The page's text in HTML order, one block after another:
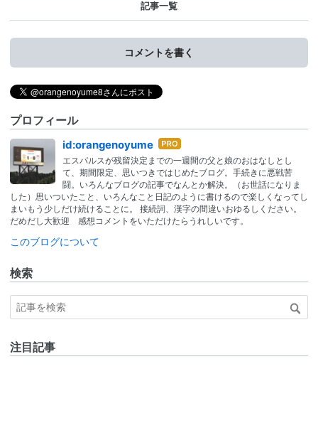
記事一覧
コメントを書く
プロフィール
id:orangenoyume はて
なブ
ログ
Pro
エスパルスが残留決定までの一週間の父と娘のおはなしとし
て、期間限定、思いつきではじめたブログ。手続きに悪戦苦
闘。いろんなブログの記事でなんとか解決。（お世話になりま
した）思いついたこと、いろんなこと日記のように書けるので楽しくなってし
まいもう少しだけ続けることに。 接続詞、漢字の間違いおゆるしください。
だめだし大歓迎 感想コメントをいただけたらうれしいです。
このブログについて
検索
注目記事